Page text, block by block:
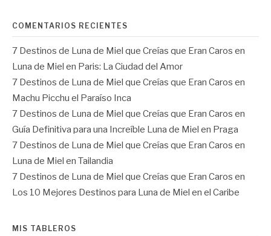
COMENTARIOS RECIENTES
7 Destinos de Luna de Miel que Creías que Eran Caros en
Luna de Miel en Paris: La Ciudad del Amor
7 Destinos de Luna de Miel que Creías que Eran Caros en
Machu Picchu el Paraíso Inca
7 Destinos de Luna de Miel que Creías que Eran Caros en
Guía Definitiva para una Increíble Luna de Miel en Praga
7 Destinos de Luna de Miel que Creías que Eran Caros en
Luna de Miel en Tailandia
7 Destinos de Luna de Miel que Creías que Eran Caros en
Los 10 Mejores Destinos para Luna de Miel en el Caribe
MIS TABLEROS